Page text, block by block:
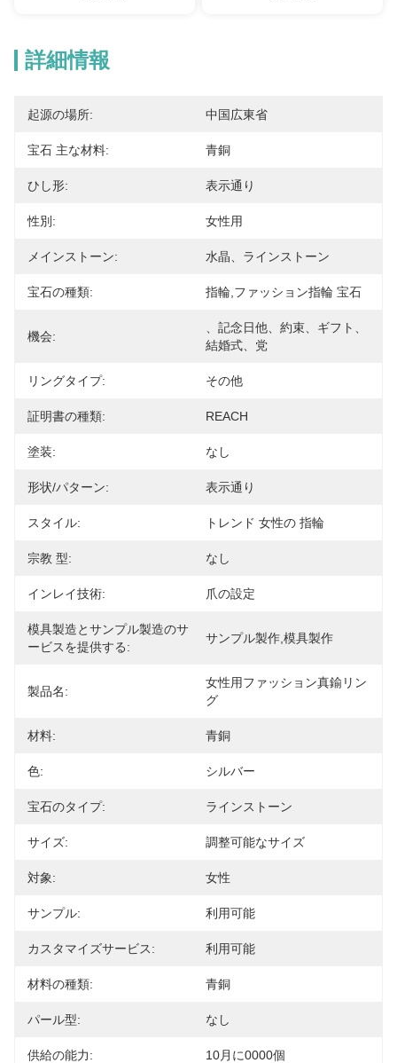
詳細情報
起源の場所: 中国広東省
宝石 主な材料: 青銅
ひし形: 表示通り
性別: 女性用
メインストーン: 水晶、ラインストーン
宝石の種類: 指輪,ファッション指輪 宝石
機会:
、記念日他、約束、ギフト、
結婚式、党
リングタイプ: その他
証明書の種類: REACH
塗装: なし
形状/パターン: 表示通り
スタイル: トレンド 女性の 指輪
宗教 型: なし
インレイ技術: 爪の設定
模具製造とサンプル製造のサ
ービスを提供する:
サンプル製作,模具製作
製品名:
女性用ファッション真鍮リン
グ
材料: 青銅
色: シルバー
宝石のタイプ: ラインストーン
サイズ: 調整可能なサイズ
対象: 女性
サンプル: 利用可能
カスタマイズサービス: 利用可能
材料の種類: 青銅
パール型: なし
供給の能力: 10月に0000個